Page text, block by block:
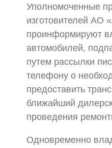
Уполномоченные
изготовителей АО
проинформируют
автомобилей,
путем рассылки
телефону о
предоставить
ближайший
проведения
Одновременно